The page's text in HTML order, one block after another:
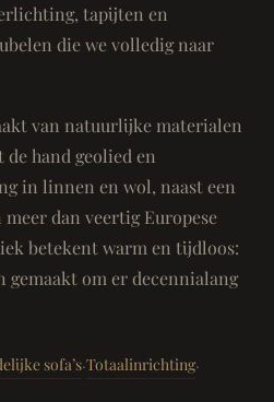
tapijten en
die we volledig naar
van natuurlijke materialen
de hand geolied en
in linnen en wol, naast een
dan veertig Europese
betekent warm en tijdloos:
om er decennialang
sofa’s·Totaalinrichting·